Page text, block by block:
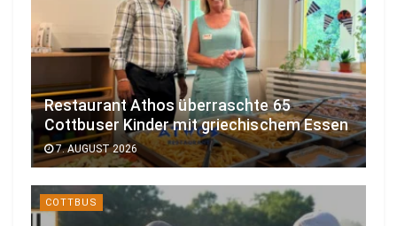
Restaurant Athos überraschte 65
Cottbuser Kinder mit griechischem Essen
7. AUGUST 2026
COTTBUS